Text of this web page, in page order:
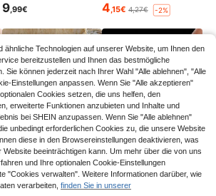
9,99€ 4,15€ 4,27€ -2%
10,25€ 4 ,02€4,08€ -1%
ähnliche Technologien auf unserer Website, um Ihnen den
bereitzustellen und Ihnen das bestmögliche
Sie können jederzeit nach Ihrer Wahl "Alle ablehnen", "Alle
Einstellungen anpassen. Wenn Sie "Alle akzeptieren"
Cookies setzen, die uns helfen, den
erweiterte Funktionen anzubieten und Inhalte und
bei SHEIN anzupassen. Wenn Sie "Alle ablehnen"
unbedingt erforderlichen Cookies zu, die unsere Website
diese in den Browsereinstellungen deaktivieren, was
Website beeinträchtigen kann. Um mehr über die von uns
und Ihre optionalen Cookie-Einstellungen
"Cookies verwalten". Weitere Informationen darüber, wie
verarbeiten, finden Sie in unserer